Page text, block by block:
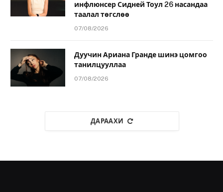
инфлюнсер Сидней Тоул 26 насандаа
таалал төгслөө
07/08/2026
Дуучин Ариана Гранде шинэ цомгоо
танилцууллаа
07/08/2026
ДАРААХИ